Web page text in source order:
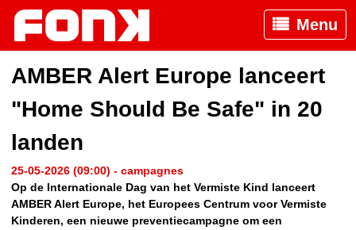
Menu
AMBER Alert Europe lanceert
"Home Should Be Safe" in 20
landen
25-05-2026 (09:00) - campagnes
Op de Internationale Dag van het Vermiste Kind lanceert
AMBER Alert Europe, het Europees Centrum voor Vermiste
Kinderen, een nieuwe preventiecampagne om een